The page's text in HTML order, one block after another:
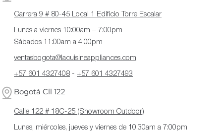
Carrera 9 # 80-45 Local 1 Edificio Torre Escalar
Lunes a viernes 10:00am – 7:00pm
Sábados 11:00am a 4:00pm
ventasbogota@lacuisineappliances.com
+57 601 4327408 - +57 601 4327493
Bogotá Cll 122
Calle 122 # 18C-25 (Showroom Outdoor)
Lunes, miércoles, jueves y viernes de 10:30am a 7:00pm